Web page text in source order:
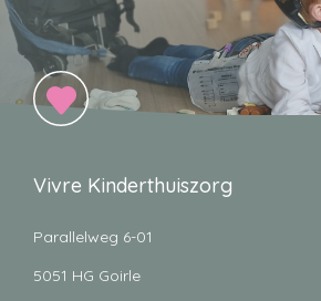
Vivre Kinderthuiszorg
Parallelweg 6-01
5051 HG Goirle